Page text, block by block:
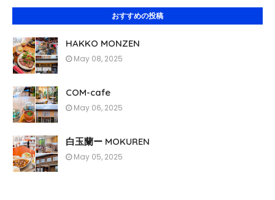
おすすめの投稿
HAKKO MONZEN
May 08, 2025
COM-cafe
May 06, 2025
白玉蘭ー MOKUREN
May 05, 2025